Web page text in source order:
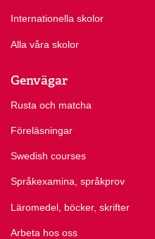
Internationella skolor
Alla våra skolor
Genvägar
Rusta och matcha
Föreläsningar
Swedish courses
Språkexamina, språkprov
Läromedel, böcker, skrifter
Arbeta hos oss